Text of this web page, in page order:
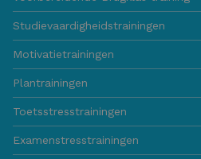
Studievaardigheidstrainingen
Motivatietrainingen
Plantrainingen
Toetsstresstrainingen
Examenstresstrainingen